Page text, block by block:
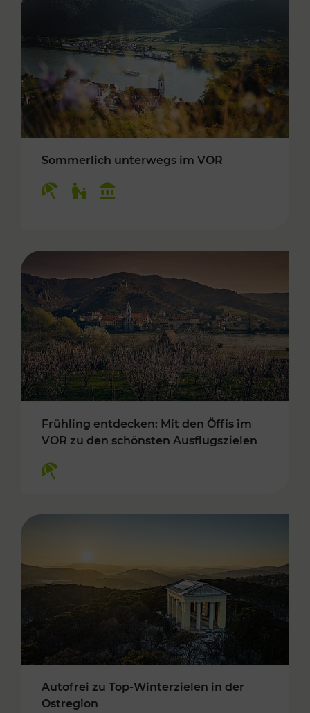
Sommerlich unterwegs im VOR
Frühling entdecken: Mit den Öffis im
VOR zu den schönsten Ausflugszielen
Autofrei zu Top-Winterzielen in der
Ostregion